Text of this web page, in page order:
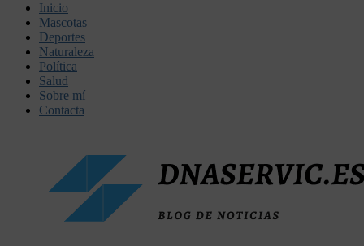
Inicio
Mascotas
Deportes
Naturaleza
Política
Salud
Sobre mí
Contacta